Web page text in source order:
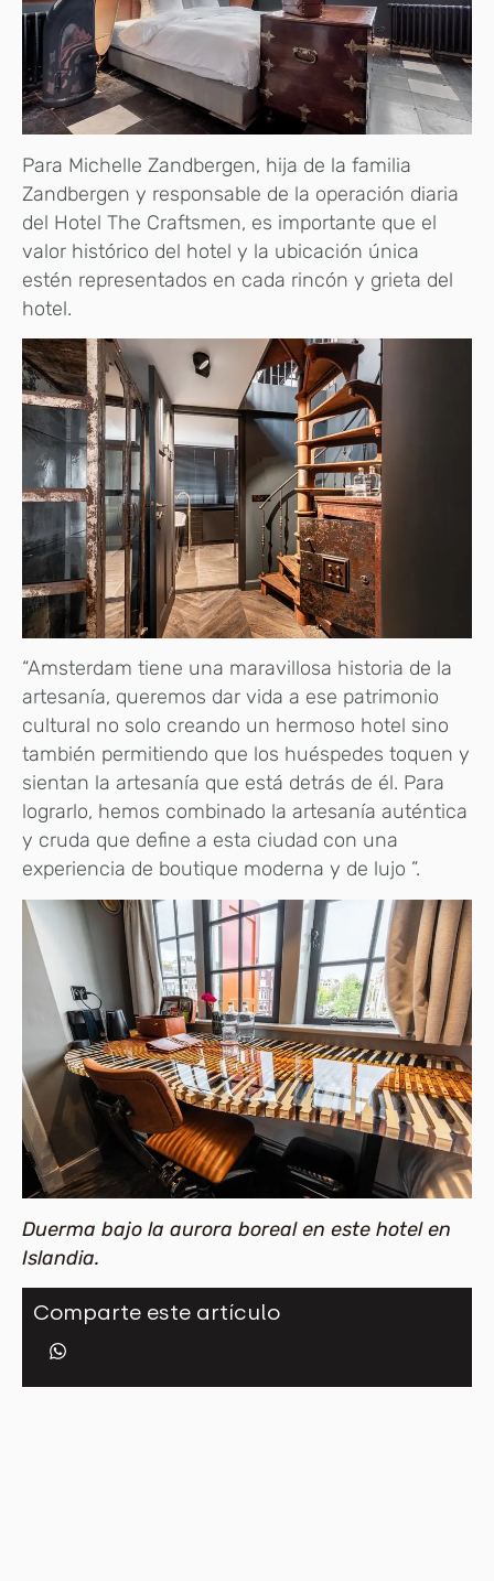
Para Michelle Zandbergen, hija de la familia
Zandbergen y responsable de la operación diaria
del Hotel The Craftsmen, es importante que el
valor histórico del hotel y la ubicación única
estén representados en cada rincón y grieta del
hotel.
“Amsterdam tiene una maravillosa historia de la
artesanía, queremos dar vida a ese patrimonio
cultural no solo creando un hermoso hotel sino
también permitiendo que los huéspedes toquen y
sientan la artesanía que está detrás de él. Para
lograrlo, hemos combinado la artesanía auténtica
y cruda que define a esta ciudad con una
experiencia de boutique moderna y de lujo ”.
Duerma bajo la aurora boreal en este hotel en
Islandia.
Comparte este artículo